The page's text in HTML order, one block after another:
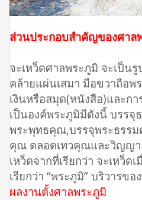
ส่วนประกอบสำคัญของศาล
จะเหว็ดศาลพระภูมิ จะเป็น
คล้ายแผ่นเสมา มือขวาถือพ
เงินหรือสมุด(หนังสือ)และกา
เป็นองค์พระภูมิมีดังนี้ บรรจุ
พระพุทธคุณ,บรรจุพระธรร
คุณ ตลอดเทวคุณและวิญญา
เหว็ดจากที่เรียกว่า จะเหว็ด
เรียกว่า “พระภูมิ” บริวารข
ผลงานตั้งศาลพระภูมิ